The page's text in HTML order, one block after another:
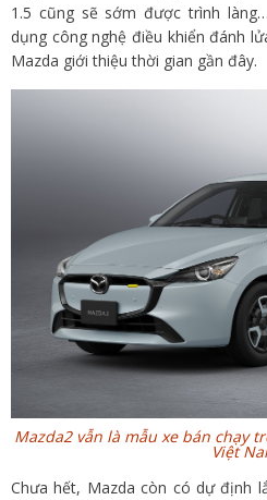
1.5 cũng sẽ sớm được trình
dụng công nghệ điều khiển đánh
Mazda giới thiệu thời gian gần đây.
Mazda2 vẫn là mẫu xe bán chạy
Việt
Chưa hết, Mazda còn có dự định